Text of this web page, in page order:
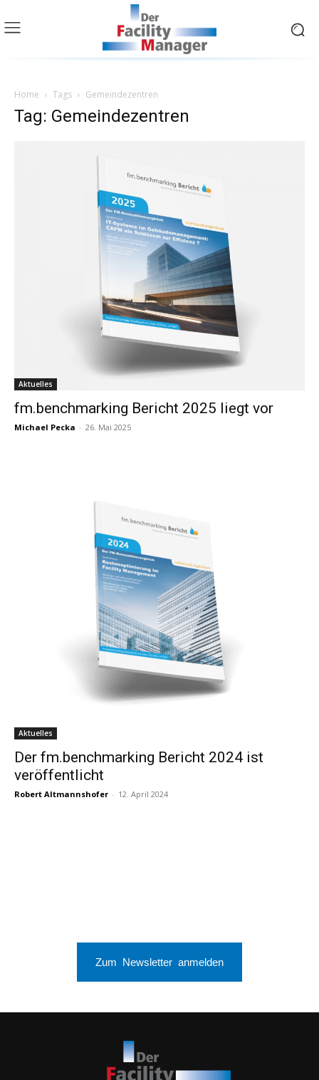
Home Tags Gemeindezentren
Tag: Gemeindezentren
Aktuelles
fm.benchmarking Bericht 2025 liegt vor
Michael Pecka - 26. Mai 2025
Aktuelles
Der fm.benchmarking Bericht 2024 ist
veröffentlicht
Robert Altmannshofer - 12. April 2024
Zum Newsletter anmelden